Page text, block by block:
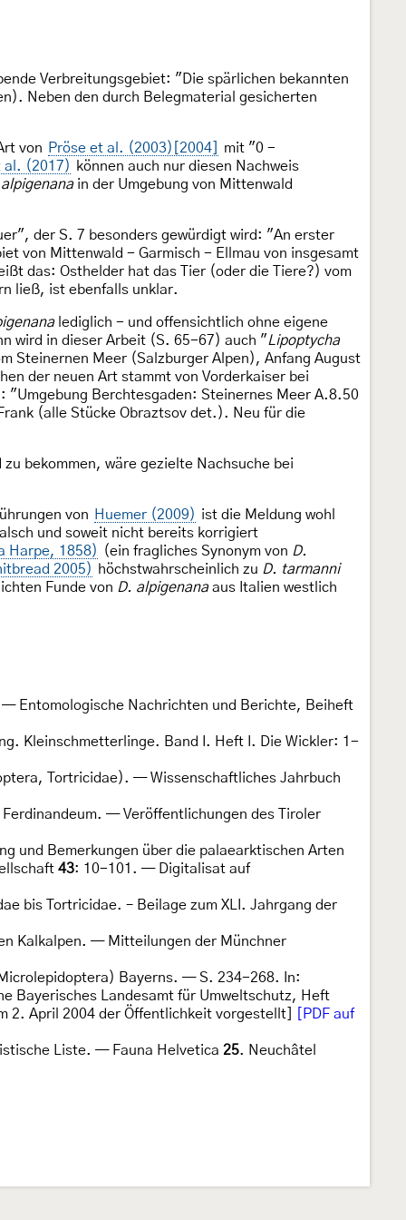
Verbreitungsgebiet: "Die spärlichen bekannten
Neben den durch Belegmaterial gesicherten
von Pröse et al. (2003)[2004]
mit "0 -
al. (2017)
können auch nur diesen Nachweis
in der Umgebung von Mittenwald
der S. 7 besonders gewürdigt wird: "An erster
von Mittenwald - Garmisch - Ellmau von insgesamt
das: Osthelder hat das Tier (oder die Tiere?) vom
ließ, ist ebenfalls unklar.
lediglich - und offensichtlich ohne eigene
wird in dieser Arbeit (S. 65-67) auch "Lipoptycha
Meer (Salzburger Alpen), Anfang August
der neuen Art stammt von Vorderkaiser bei
"Umgebung Berchtesgaden: Steinernes Meer A.8.50
(alle Stücke Obraztsov det.). Neu für die
bekommen, wäre gezielte Nachsuche bei
von Huemer (2009) ist die Meldung wohl
und soweit nicht bereits korrigiert
Harpe, 1858) (ein fragliches Synonym von D.
2005) höchstwahrscheinlich zu D. tarmanni
Funde von D. alpigenanaaus Italien westlich
Entomologische Nachrichten und Berichte, Beiheft
Kleinschmetterlinge. Band I. Heft I. Die Wickler: 1-
Tortricidae). — Wissenschaftliches Jahrbuch
— Veröffentlichungen des Tiroler
und Bemerkungen über die palaearktischen Arten
43: 10-101. — Digitalisat auf
bis Tortricidae. – Beilage zum XLI. Jahrgang der
Kalkalpen. — Mitteilungen der Münchner
Bayerns. — S. 234-268. In:
Bayerisches Landesamt für Umweltschutz, Heft
2. April 2004 der Öffentlichkeit vorgestellt]
[PDF auf
Liste. — Fauna Helvetica 25. Neuchâtel